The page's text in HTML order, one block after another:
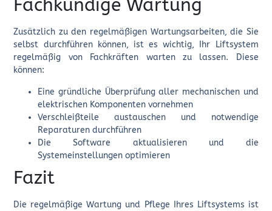
Fachkundige Wartung
Zusätzlich zu den regelmäßigen Wartungsarbeiten, die Sie
selbst durchführen können, ist es wichtig, Ihr Liftsystem
regelmäßig von Fachkräften warten zu lassen. Diese
können:
Eine gründliche Überprüfung aller mechanischen und
elektrischen Komponenten vornehmen
Verschleißteile austauschen und notwendige
Reparaturen durchführen
Die Software aktualisieren und die
Systemeinstellungen optimieren
Fazit
Die regelmäßige Wartung und Pflege Ihres Liftsystems ist